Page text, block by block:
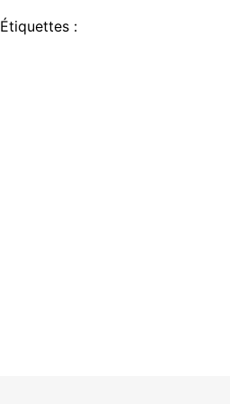
Étiquettes :